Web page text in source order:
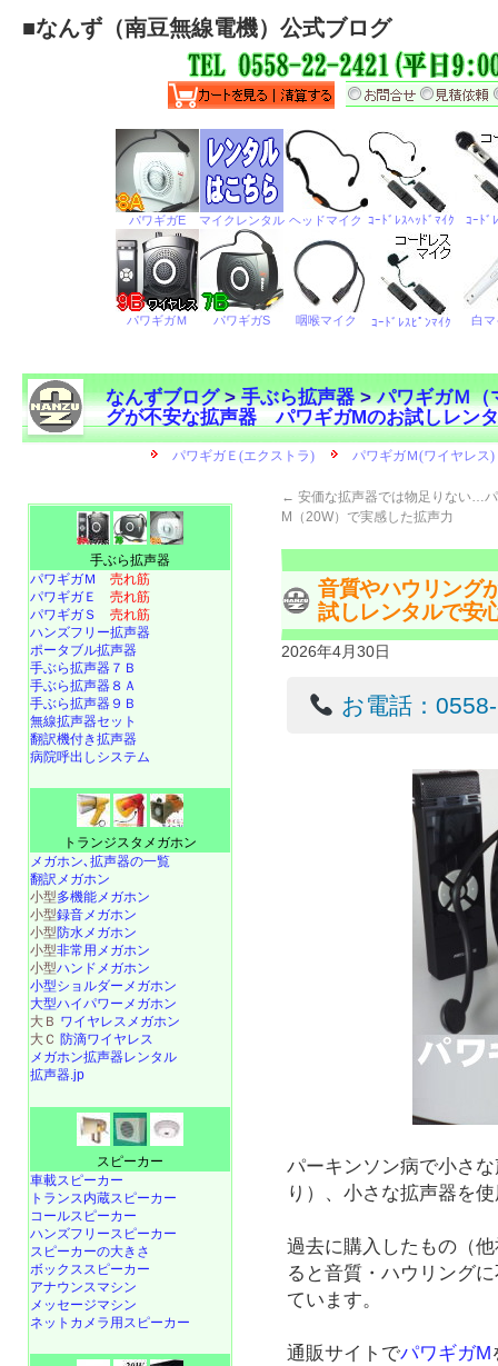
■なんず（南豆無線電機）公式ブログ
なんずブログ>手ぶら拡声器>パワギガＭ（
グが不安な拡声器 パワギガMのお試しレン
← 安価な拡声器では物足りない…
M（20W）で実感した拡声力
音質やハウリング
試しレンタルで安
2026年4月30日
お電話：
パーキンソン病で小さ
り）、小さな拡声器を
過去に購入したもの（
ると音質・ハウリング
ています。
通販サイトでパワギガM
手ぶら拡声器
パワギガＭ 売れ筋
パワギガＥ 売れ筋
パワギガＳ 売れ筋
ハンズフリー拡声器
ポータブル拡声器
手ぶら拡声器７Ｂ
手ぶら拡声器８Ａ
手ぶら拡声器９Ｂ
無線拡声器セット
翻訳機付き拡声器
病院呼出しシステム
トランジスタメガホン
メガホン､拡声器の一覧
翻訳メガホン
小型多機能メガホン
小型録音メガホン
小型防水メガホン
小型非常用メガホン
小型ハンドメガホン
小型ショルダーメガホン
大型ハイパワーメガホン
大Ｂ ワイヤレスメガホン
大Ｃ 防滴ワイヤレス
メガホン拡声器レンタル
拡声器.jp
スピーカー
車載スピーカー
トランス内蔵スピーカー
コールスピーカー
ハンズフリースピーカー
スピーカーの大きさ
ボックススピーカー
アナウンスマシン
メッセージマシン
ネットカメラ用スピーカー